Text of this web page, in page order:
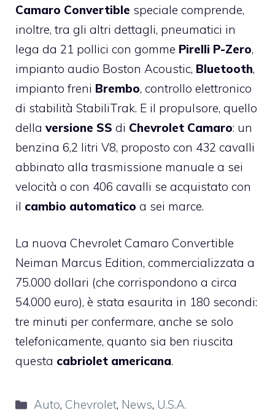
Camaro Convertible speciale comprende,
inoltre, tra gli altri dettagli, pneumatici in
lega da 21 pollici con gomme Pirelli P-Zero,
impianto audio Boston Acoustic, Bluetooth,
impianto freni Brembo, controllo elettronico
di stabilità StabiliTrak. E il propulsore, quello
della versione SS di Chevrolet Camaro: un
benzina 6,2 litri V8, proposto con 432 cavalli
abbinato alla trasmissione manuale a sei
velocità o con 406 cavalli se acquistato con
il cambio automatico a sei marce.
La nuova Chevrolet Camaro Convertible
Neiman Marcus Edition, commercializzata a
75.000 dollari (che corrispondono a circa
54.000 euro), è stata esaurita in 180 secondi:
tre minuti per confermare, anche se solo
telefonicamente, quanto sia ben riuscita
questa cabriolet americana.
Categorie
Auto, Chevrolet, News, U.S.A.